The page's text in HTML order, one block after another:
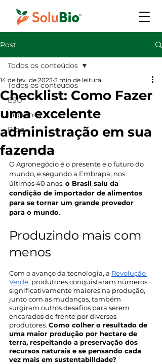
Post
Todos os conteúdos
ESG
Imprensa
Blog
Todos os conteúdos
Checklist: Como Fazer
uma excelente
administração em sua
fazenda
14 de fev. de 2023 3 min de leitura
O Agronegócio é o presente e o futuro do
mundo, e segundo a Embrapa, nos
últimos 40 anos, o Brasil saiu da
condição de importador de alimentos
para se tornar um grande provedor
para o mundo.
Produzindo mais com
menos
Com o avanço da tecnologia, a Revolução
Verde, produtores conquistaram números
significativamente maiores na produção,
junto com as mudanças, também
surgiram outros desafios para serem
encarados de frente por diversos
produtores. Como colher o resultado de
uma maior produção por hectare de
terra, respeitando a preservação dos
recursos naturais e se pensando cada
vez mais em sustentabilidade?